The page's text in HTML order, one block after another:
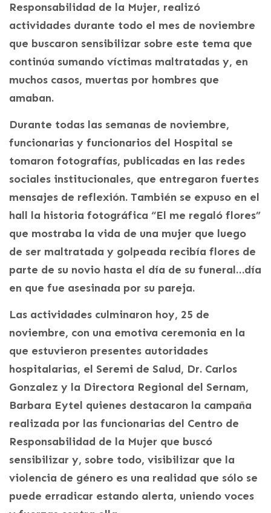
Responsabilidad de la Mujer, realizó
actividades durante todo el mes de noviembre
que buscaron sensibilizar sobre este tema que
continúa sumando víctimas maltratadas y, en
muchos casos, muertas por hombres que
amaban.
Durante todas las semanas de noviembre,
funcionarias y funcionarios del Hospital se
tomaron fotografías, publicadas en las redes
sociales institucionales, que entregaron fuertes
mensajes de reflexión. También se expuso en el
hall la historia fotográfica “El me regaló flores”
que mostraba la vida de una mujer que luego
de ser maltratada y golpeada recibía flores de
parte de su novio hasta el día de su funeral…día
en que fue asesinada por su pareja.
Las actividades culminaron hoy, 25 de
noviembre, con una emotiva ceremonia en la
que estuvieron presentes autoridades
hospitalarias, el Seremi de Salud, Dr. Carlos
Gonzalez y la Directora Regional del Sernam,
Barbara Eytel quienes destacaron la campaña
realizada por las funcionarias del Centro de
Responsabilidad de la Mujer que buscó
sensibilizar y, sobre todo, visibilizar que la
violencia de género es una realidad que sólo se
puede erradicar estando alerta, uniendo voces